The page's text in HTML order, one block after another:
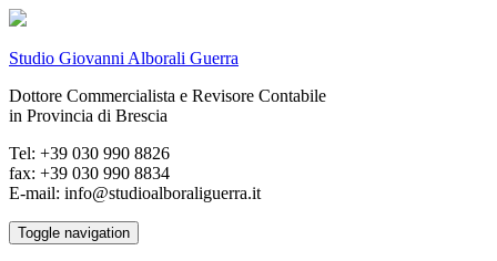
Studio Giovanni Alborali Guerra
Dottore Commercialista e Revisore Contabile
in Provincia di Brescia
Tel: +39 030 990 8826
fax: +39 030 990 8834
E-mail: info@studioalboraliguerra.it
Toggle navigation